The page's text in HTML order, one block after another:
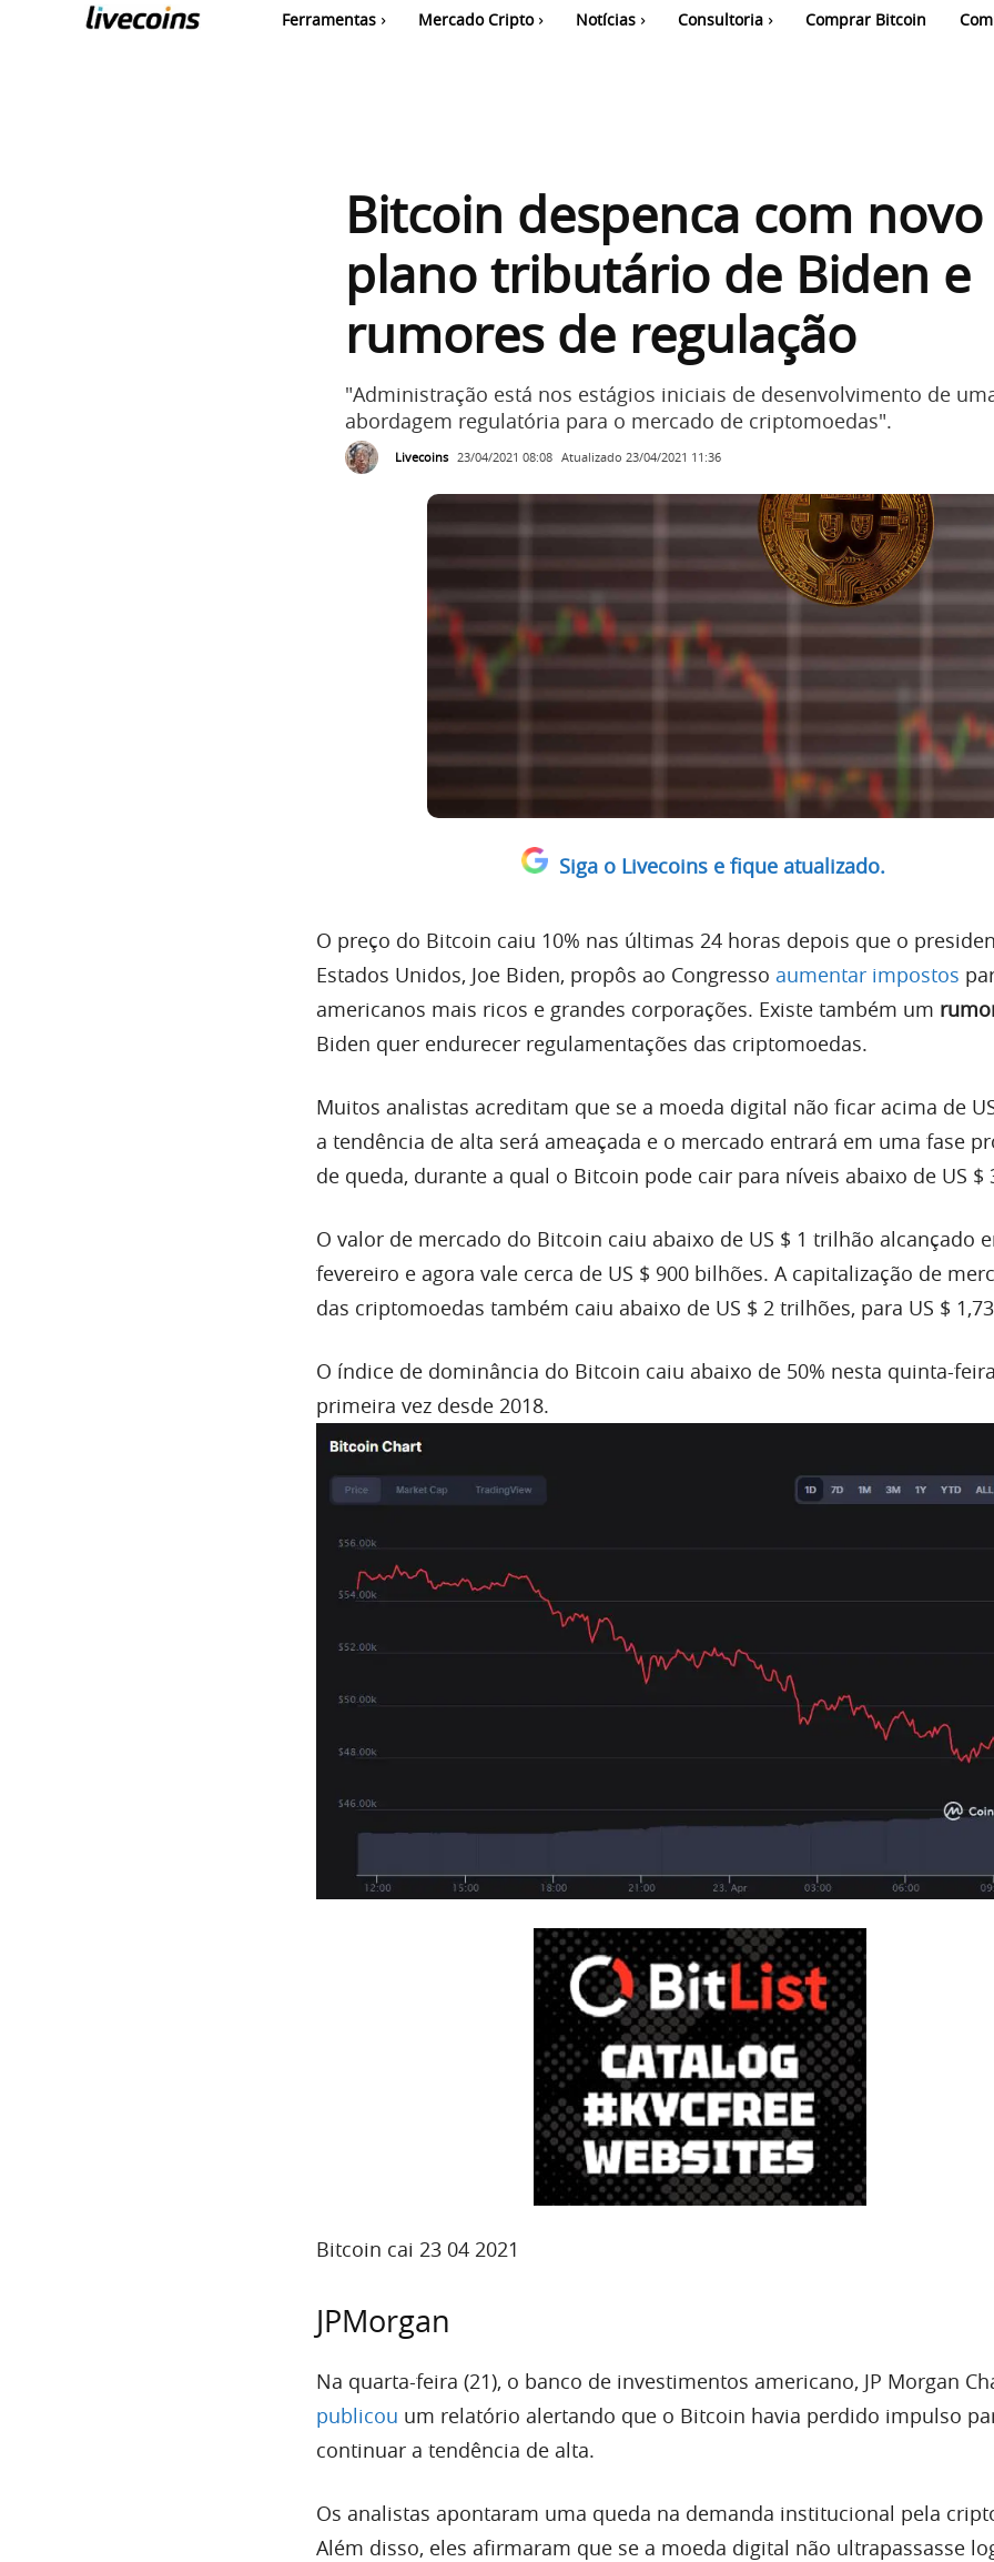
Ferramentas Mercado Cripto Notícias Consultoria Comprar Bitcoin
Bitcoin despenca com novo
plano tributário de Biden e
rumores de regulação
"Administração está nos estágios iniciais de desenvolvimento de
abordagem regulatória para o mercado de criptomoedas".
Livecoins 23/04/2021 08:08 Atualizado 23/04/2021 11:36
Siga o Livecoins e fique atualizado.
O preço do Bitcoin caiu 10% nas últimas 24 horas depois que o
Estados Unidos, Joe Biden, propôs ao Congresso aumentar impostos
americanos mais ricos e grandes corporações. Existe também um
Biden quer endurecer regulamentações das criptomoedas.
Muitos analistas acreditam que se a moeda digital não ficar acima de
a tendência de alta será ameaçada e o mercado entrará em uma fase
de queda, durante a qual o Bitcoin pode cair para níveis abaixo de US $
O valor de mercado do Bitcoin caiu abaixo de US $ 1 trilhão alcançado
fevereiro e agora vale cerca de US $ 900 bilhões. A capitalização de
das criptomoedas também caiu abaixo de US $ 2 trilhões, para US $
O índice de dominância do Bitcoin caiu abaixo de 50% nesta quinta-
primeira vez desde 2018.
Bitcoin cai 23 04 2021
JPMorgan
Na quarta-feira (21), o banco de investimentos americano, JP Morgan
publicou um relatório alertando que o Bitcoin havia perdido impulso
continuar a tendência de alta.
Os analistas apontaram uma queda na demanda institucional pela
Além disso, eles afirmaram que se a moeda digital não ultrapassasse